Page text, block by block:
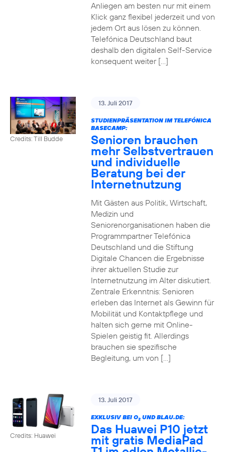
Anliegen am besten nur mit einem
Klick ganz flexibel jederzeit und von
jedem Ort aus lösen zu können.
Telefónica Deutschland baut
deshalb den digitalen Self-Service
konsequent weiter […]
Credits: Till Budde
13. Juli 2017
STUDIENPRÄSENTATION IM TELEFÓNICA
BASECAMP:
Senioren brauchen
mehr Selbstvertrauen
und individuelle
Beratung bei der
Internetnutzung
Mit Gästen aus Politik, Wirtschaft,
Medizin und
Seniorenorganisationen haben die
Programmpartner Telefónica
Deutschland und die Stiftung
Digitale Chancen die Ergebnisse
ihrer aktuellen Studie zur
Internetnutzung im Alter diskutiert.
Zentrale Erkenntnis: Senioren
erleben das Internet als Gewinn für
Mobilität und Kontaktpflege und
halten sich gerne mit Online-
Spielen geistig fit. Allerdings
brauchen sie spezifische
Begleitung, um von […]
Credits: Huawei
13. Juli 2017
EXKLUSIV BEI O2UND BLAU.DE:
Das Huawei P10 jetzt
mit gratis MediaPad